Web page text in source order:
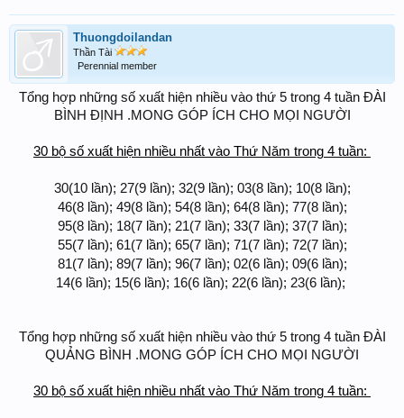
Thuongdoilandan
Thần Tài
Perennial member
Tổng hợp những số xuất hiện nhiều vào thứ 5 trong 4 tuần ĐÀI
BÌNH ĐỊNH .MONG GÓP ÍCH CHO MỌI NGƯỜI​
30 bộ số xuất hiện nhiều nhất vào Thứ Năm trong 4 tuần:
30(10 lần); 27(9 lần); 32(9 lần); 03(8 lần); 10(8 lần);
46(8 lần); 49(8 lần); 54(8 lần); 64(8 lần); 77(8 lần);
95(8 lần); 18(7 lần); 21(7 lần); 33(7 lần); 37(7 lần);
55(7 lần); 61(7 lần); 65(7 lần); 71(7 lần); 72(7 lần);
81(7 lần); 89(7 lần); 96(7 lần); 02(6 lần); 09(6 lần);
14(6 lần); 15(6 lần); 16(6 lần); 22(6 lần); 23(6 lần);
Tổng hợp những số xuất hiện nhiều vào thứ 5 trong 4 tuần ĐÀI
QUẢNG BÌNH .MONG GÓP ÍCH CHO MỌI NGƯỜI​
30 bộ số xuất hiện nhiều nhất vào Thứ Năm trong 4 tuần: